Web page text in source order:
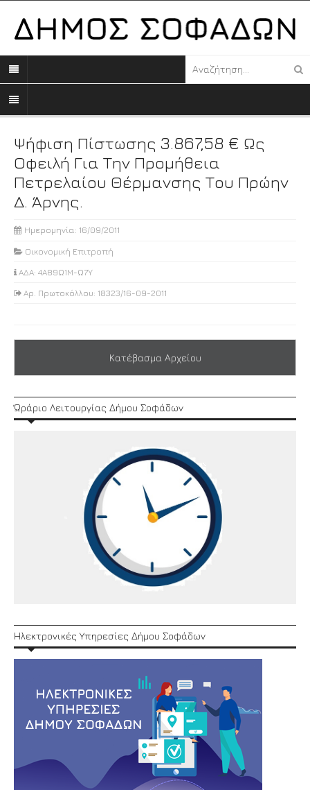
Ψήφιση Πίστωσης 3.867,58 € Ως
Οφειλή Για Την Προμήθεια
Πετρελαίου Θέρμανσης Του Πρώην
Δ. Άρνης.
Ημερομηνία: 16/09/2011
Οικονομική Επιτροπή
ΑΔΑ: 4Α89Ω1Μ-Ω7Υ
Αρ. Πρωτοκόλλου: 18323/16-09-2011
Κατέβασμα Αρχείου
Ώράριο Λειτουργίας Δήμου Σοφάδων
Ηλεκτρονικές Υπηρεσίες Δήμου Σοφάδων